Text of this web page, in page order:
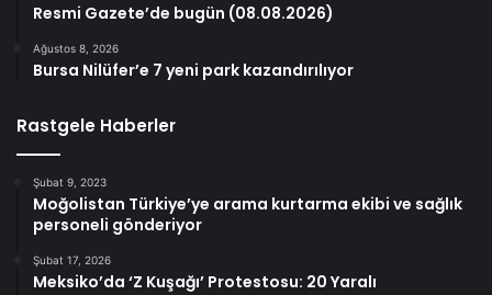
Resmi Gazete’de bugün (08.08.2026)
Ağustos 8, 2026
Bursa Nilüfer’e 7 yeni park kazandırılıyor
Rastgele Haberler
Şubat 9, 2023
Moğolistan Türkiye’ye arama kurtarma ekibi ve sağlık
personeli gönderiyor
Şubat 17, 2026
Meksiko’da ‘Z Kuşağı’ Protestosu: 20 Yaralı